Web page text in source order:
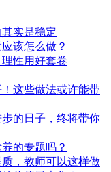
实是稳定
该怎么做？
性用好套卷
这些做法或许能带
的日子，终将带你
的专题吗？
，教师可以这样做